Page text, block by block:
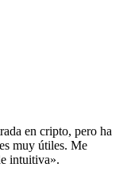
en cripto, pero ha
muy útiles. Me
intuitiva».